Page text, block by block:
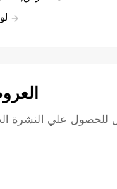
للحصول علي النشرة